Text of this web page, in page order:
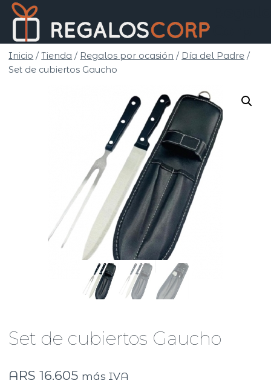
Saltar
contenido
Inicio / Tienda / Regalos por ocasión / Día del Padre /
Set de cubiertos Gaucho
Set de cubiertos Gaucho
ARS 16.605 más IVA